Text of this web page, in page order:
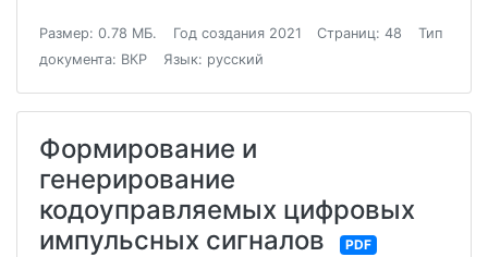
Размер: 0.78 МБ. Год создания 2021 Страниц: 48
Тип
документа: ВКР
Язык: русский
Формирование и
генерирование
кодоуправляемых цифровых
импульсных сигналов
PDF